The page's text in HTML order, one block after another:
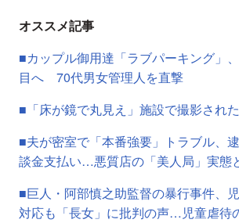
オススメ記事
■カップル御用達「ラブパーキング」
目へ 70代男女管理人を直撃
■「床が鏡で丸見え」施設で撮影され
■夫が密室で「本番強要」トラブル、
談金支払い…悪質店の「美人局」実態
■巨人・阿部慎之助監督の暴行事件、
対応も「長女」に批判の声…児童虐待